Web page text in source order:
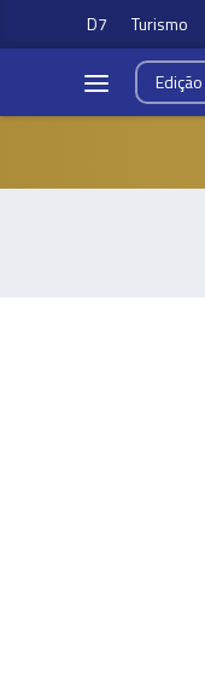
D7 Turismo
Edição